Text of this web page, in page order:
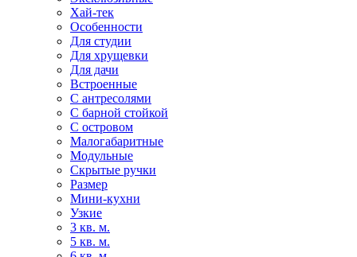
Хай-тек
Особенности
Для студии
Для хрущевки
Для дачи
Встроенные
С антресолями
С барной стойкой
С островом
Малогабаритные
Модульные
Скрытые ручки
Размер
Мини-кухни
Узкие
3 кв. м.
5 кв. м.